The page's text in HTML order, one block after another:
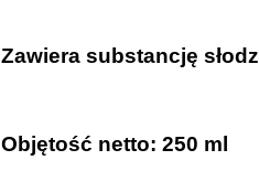
Zawiera substancję
Objętość netto: 250 ml